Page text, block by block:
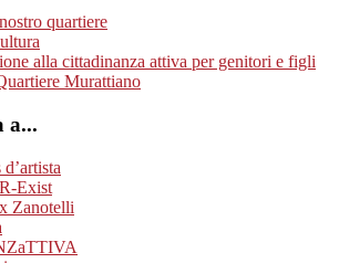
quartiere
alla cittadinanza attiva per genitori e figli
Murattiano
a...
Exist
Zanotelli